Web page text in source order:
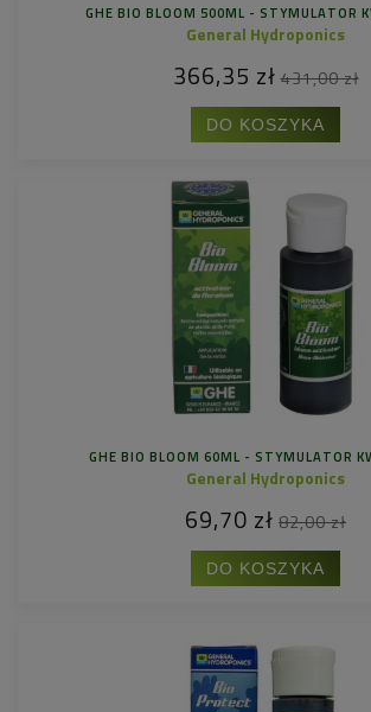
GHE BIO BLOOM 500ML - STYMULATOR
General Hydroponics
366,35 zł 431,00 zł
DO KOSZYKA
GHE BIO BLOOM 60ML - STYMULATOR
General Hydroponics
69,70 zł 82,00 zł
DO KOSZYKA